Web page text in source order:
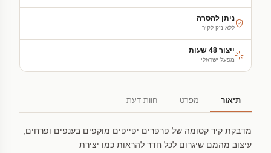
ניתן להסרה
ללא נזק לקיר
ייצור 48 שעות
מפעל ישראלי
תיאור מפרט חוות דעת
מדבקת קיר קסומה של פרפרים יפייפים מוקפים בענפים ופרחים,
עיצוב מהמם שיגרום לכל חדר להראות כמו יצירת